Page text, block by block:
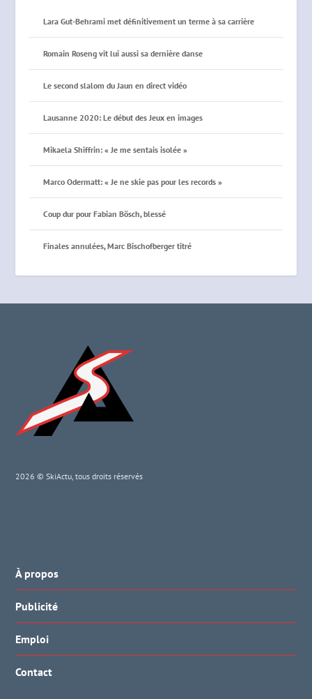
Lara Gut-Behrami met définitivement un terme à sa carrière
Romain Roseng vit lui aussi sa dernière danse
Le second slalom du Jaun en direct vidéo
Lausanne 2020: Le début des Jeux en images
Mikaela Shiffrin: « Je me sentais isolée »
Marco Odermatt: « Je ne skie pas pour les records »
Coup dur pour Fabian Bösch, blessé
Finales annulées, Marc Bischofberger titré
2026 © SkiActu, tous droits réservés
À propos
Publicité
Emploi
Contact